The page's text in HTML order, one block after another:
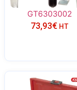
GT6303002
73,93€ HT